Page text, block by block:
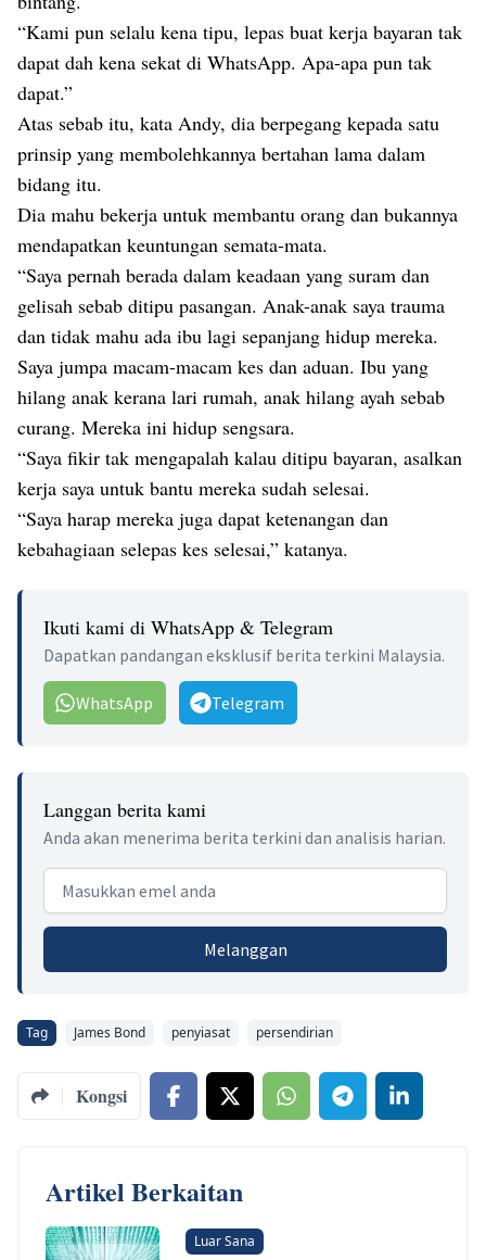
“Kami pun selalu kena tipu, lepas buat kerja bayaran tak
dapat dah kena sekat di WhatsApp. Apa-apa pun tak
dapat.”
Atas sebab itu, kata Andy, dia berpegang kepada satu
prinsip yang membolehkannya bertahan lama dalam
bidang itu.
Dia mahu bekerja untuk membantu orang dan bukannya
mendapatkan keuntungan semata-mata.
“Saya pernah berada dalam keadaan yang suram dan
gelisah sebab ditipu pasangan. Anak-anak saya trauma
dan tidak mahu ada ibu lagi sepanjang hidup mereka.
Saya jumpa macam-macam kes dan aduan. Ibu yang
hilang anak kerana lari rumah, anak hilang ayah sebab
curang. Mereka ini hidup sengsara.
“Saya fikir tak mengapalah kalau ditipu bayaran, asalkan
kerja saya untuk bantu mereka sudah selesai.
“Saya harap mereka juga dapat ketenangan dan
kebahagiaan selepas kes selesai,” katanya.
Ikuti kami di WhatsApp & Telegram
Dapatkan pandangan eksklusif berita terkini Malaysia.
WhatsApp Telegram
Langgan berita kami
Anda akan menerima berita terkini dan analisis harian.
Email address
Melanggan
Tag James Bond penyiasat persendirian
Kongsi
Artikel Berkaitan
Luar Sana